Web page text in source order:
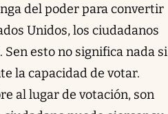
del poder para convertir
Unidos, los ciudadanos
esto no significa nada si
la capacidad de votar.
al lugar de votación, son